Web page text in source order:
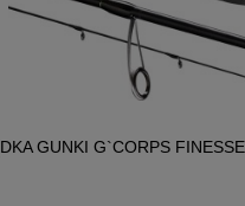
GUNKI G`CORPS